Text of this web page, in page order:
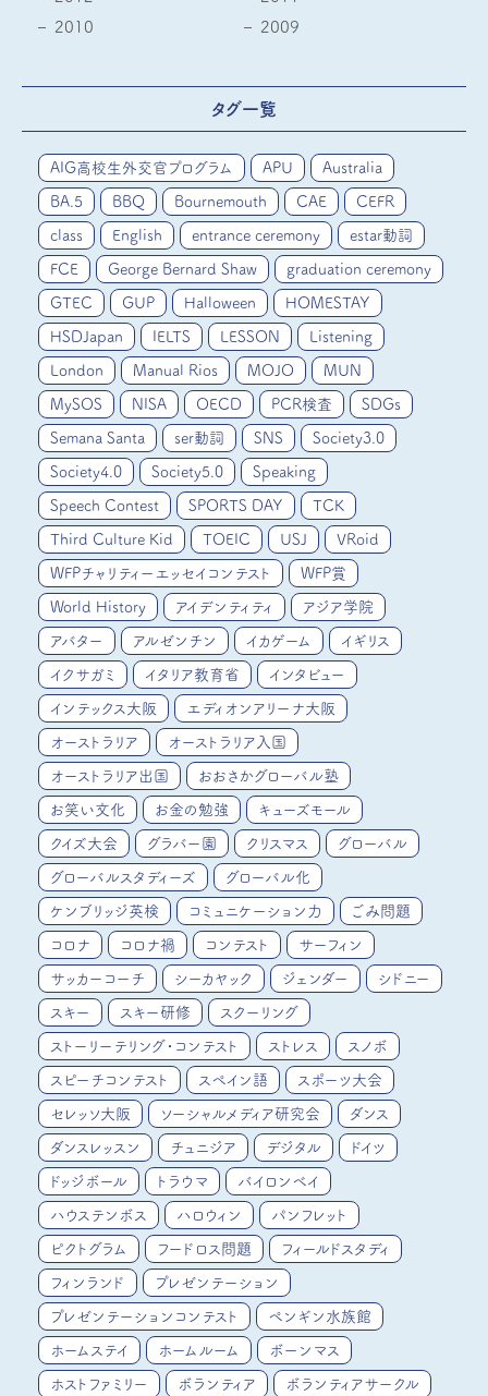
2010
2009
タグ一覧
AIG高校生外交官プログラム APU Australia
BA.5 BBQ Bournemouth CAE CEFR
class English entrance ceremony estar動詞
FCE George Bernard Shaw graduation ceremony
GTEC GUP Halloween HOMESTAY
HSDJapan IELTS LESSON Listening
London Manual Rios MOJO MUN
MySOS NISA OECD PCR検査 SDGs
Semana Santa ser動詞 SNS Society3.0
Society4.0 Society5.0 Speaking
Speech Contest SPORTS DAY TCK
Third Culture Kid TOEIC USJ VRoid
WFPチャリティーエッセイコンテスト WFP賞
World History アイデンティティ アジア学院
アバター アルゼンチン イカゲーム イギリス
イクサガミ イタリア教育省 インタビュー
インテックス大阪 エディオンアリーナ大阪
オーストラリア オーストラリア入国
オーストラリア出国 おおさかグローバル塾
お笑い文化 お金の勉強 キューズモール
クイズ大会 グラバー園 クリスマス グローバル
グローバルスタディーズ グローバル化
ケンブリッジ英検 コミュニケーション力 ごみ問題
コロナ コロナ禍 コンテスト サーフィン
サッカーコーチ シーカヤック ジェンダー シドニー
スキー スキー研修 スクーリング
ストーリーテリング・コンテスト ストレス スノボ
スピーチコンテスト スペイン語 スポーツ大会
セレッソ大阪 ソーシャルメディア研究会 ダンス
ダンスレッスン チュニジア デジタル ドイツ
ドッジボール トラウマ バイロンベイ
ハウステンボス ハロウィン パンフレット
ピクトグラム フードロス問題 フィールドスタディ
フィンランド プレゼンテーション
プレゼンテーションコンテスト ペンギン水族館
ホームステイ ホームルーム ボーンマス
ホストファミリー ボランティア ボランティアサークル